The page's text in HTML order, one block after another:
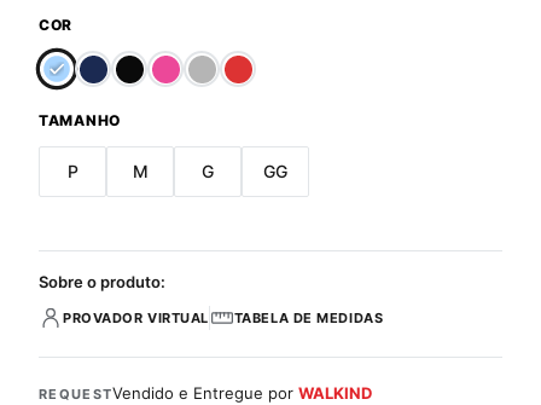
COR
TAMANHO
P M G GG
Sobre o produto:
PROVADOR VIRTUAL TABELA DE MEDIDAS
REQUESTVendido e Entregue porWALKIND